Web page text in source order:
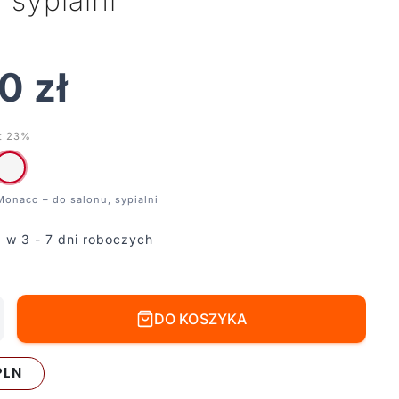
zł
23%
w 3 - 7 dni roboczych
DO KOSZYKA